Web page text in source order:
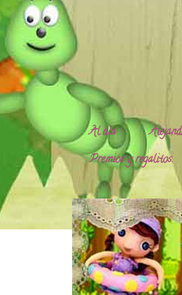
Al día
Premios y regalitos.